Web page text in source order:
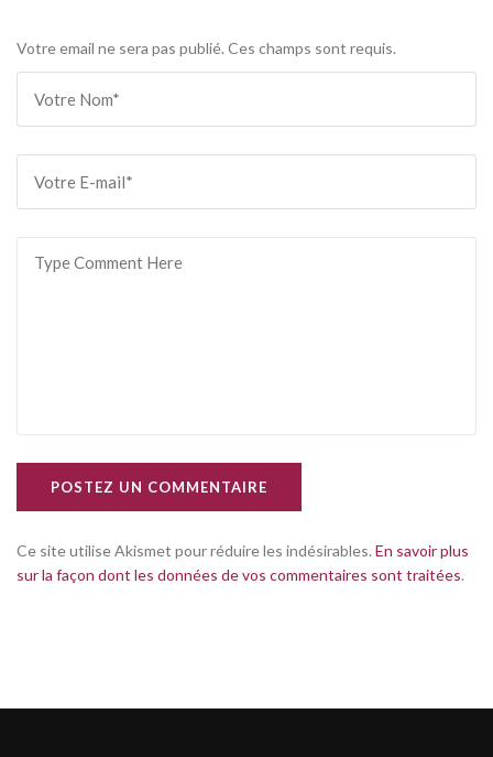
Votre email ne sera pas publié. Ces champs sont requis.
POSTEZ UN COMMENTAIRE
Ce site utilise Akismet pour réduire les indésirables. En savoir plus
sur la façon dont les données de vos commentaires sont traitées.